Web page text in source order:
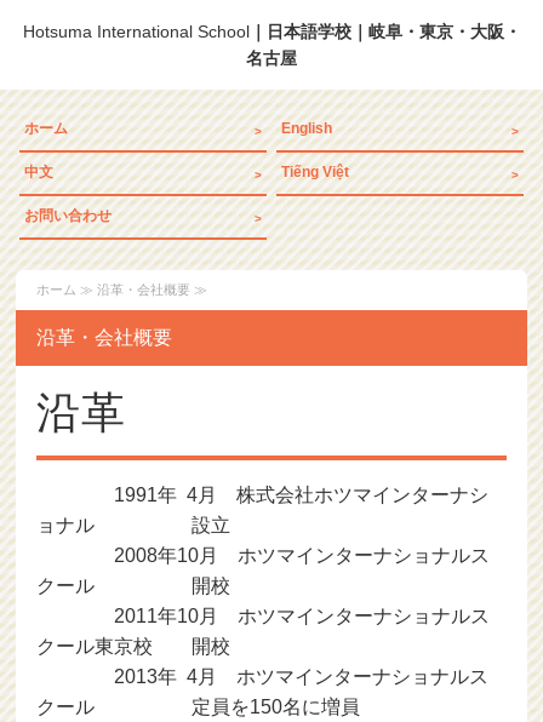
Hotsuma International School｜日本語学校｜岐阜・東京・大阪・
名古屋
ホーム English
中文 Tiếng Việt
お問い合わせ
ホーム ≫ 沿革・会社概要 ≫
沿革・会社概要
沿革
1991年 4月 株式会社ホツマインターナシ
ョナル 設立
2008年10月 ホツマインターナショナルス
クール 開校
2011年10月 ホツマインターナショナルス
クール東京校 開校
2013年 4月 ホツマインターナショナルス
クール 定員を150名に増員